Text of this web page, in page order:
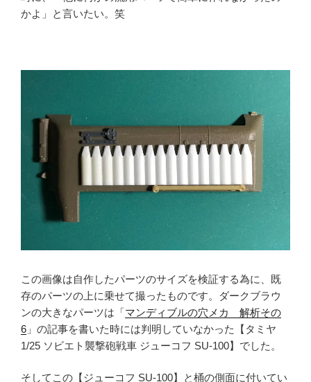
かよ」と言いたい。笑
この画像は自作したパーツのサイズを検証する為に、既
存のパーツの上に乗せて撮ったものです。ダークブラウ
ンの大きなパーツは「マンディブルの穴メカ 解析その
6 」の記事を書いた時には判明していなかった【タミヤ
1/25 ソビエト襲撃砲戦車 ジューコフ SU-100】でした。
そしてこの【ジューコフ SU-100】と桶の側面に付いてい